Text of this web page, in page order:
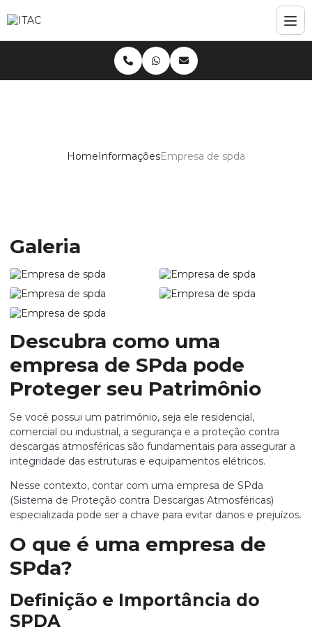
HomeInformaçõesEmpresa de spda
Galeria
Descubra como uma
empresa de SPda pode
Proteger seu Patrimônio
Se você possui um patrimônio, seja ele residencial,
comercial ou industrial, a segurança e a proteção contra
descargas atmosféricas são fundamentais para assegurar a
integridade das estruturas e equipamentos elétricos.
Nesse contexto, contar com uma empresa de SPda
(Sistema de Proteção contra Descargas Atmosféricas)
especializada pode ser a chave para evitar danos e prejuízos.
O que é uma empresa de
SPda?
Definição e Importância do
SPDA